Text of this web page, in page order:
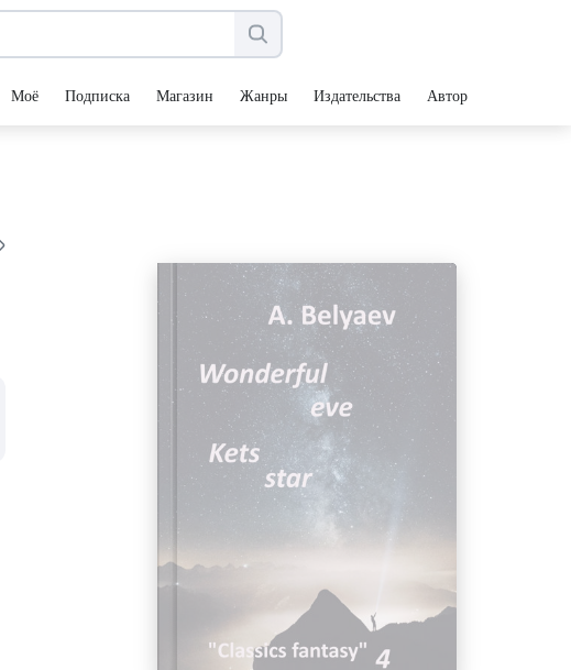
Моё Подписка Магазин Жанры Издательства Авторы